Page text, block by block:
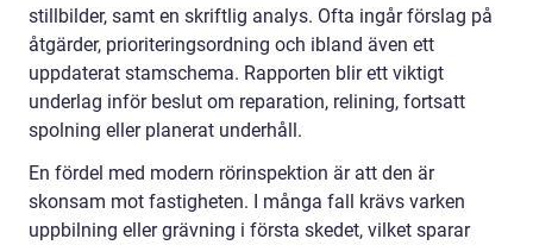
stillbilder, samt en skriftlig analys. Ofta ingår förslag på
åtgärder, prioriteringsordning och ibland även ett
uppdaterat stamschema. Rapporten blir ett viktigt
underlag inför beslut om reparation, relining, fortsatt
spolning eller planerat underhåll.
En fördel med modern rörinspektion är att den är
skonsam mot fastigheten. I många fall krävs varken
uppbilning eller grävning i första skedet, vilket sparar